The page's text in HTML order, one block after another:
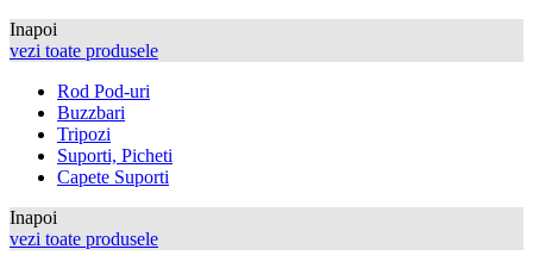
Inapoi
vezi toate produsele
Rod Pod-uri
Buzzbari
Tripozi
Suporti, Picheti
Capete Suporti
Inapoi
vezi toate produsele